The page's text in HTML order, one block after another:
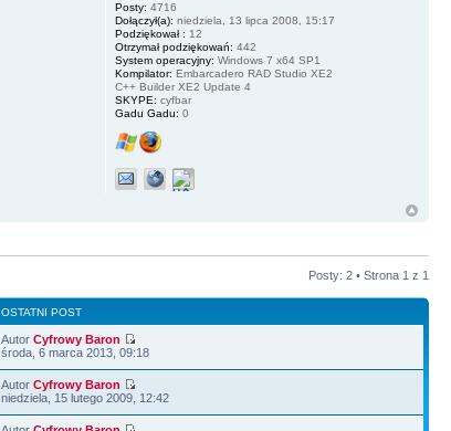
Posty: 4716
Dołączył(a): niedziela, 13 lipca 2008, 15:17
Podziękował : 12
Otrzymał podziękowań: 442
System operacyjny: Windows 7 x64 SP1
Kompilator: Embarcadero RAD Studio XE2
C++ Builder XE2 Update 4
SKYPE: cyfbar
Gadu Gadu: 0
Posty: 2 • Strona 1 z 1
OSTATNI POST
AutorCyfrowy Baron
środa, 6 marca 2013, 09:18
AutorCyfrowy Baron
niedziela, 15 lutego 2009, 12:42